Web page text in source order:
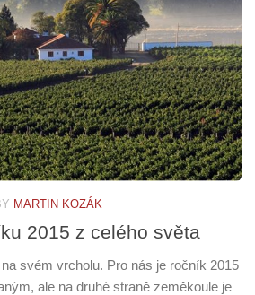
MARTIN KOZÁK
2015 z celého světa
svém vrcholu. Pro nás je ročník 2015
ale na druhé straně zeměkoule je